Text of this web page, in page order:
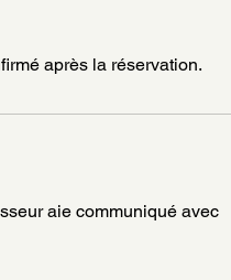
après la réservation.
aie communiqué avec